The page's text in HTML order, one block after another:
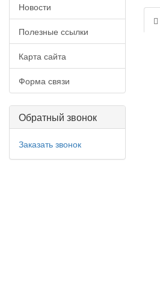
Новости
Полезные ссылки
Карта сайта
Форма связи
Обратный звонок
Заказать звонок